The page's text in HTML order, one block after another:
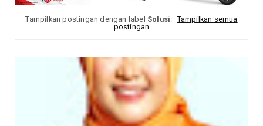
Tampilkan postingan dengan label Solusi. Tampilkan semua
postingan